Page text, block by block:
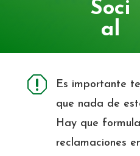
Soci
al
q
Es importante
que nada de
Hay que
reclamaciones